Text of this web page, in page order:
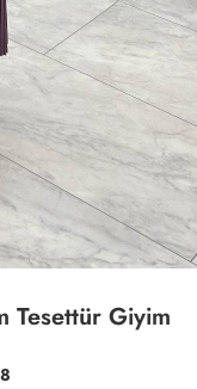
Tesettür Giyim